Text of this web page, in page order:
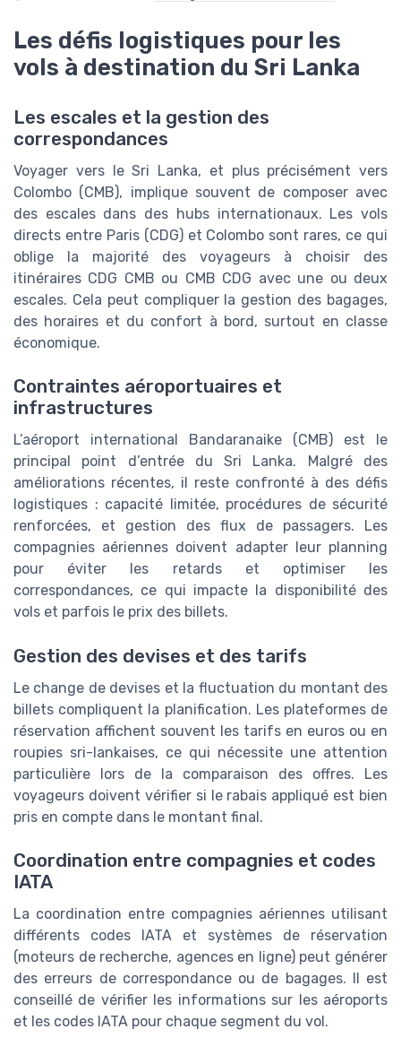
Les défis logistiques pour les
vols à destination du Sri Lanka
Les escales et la gestion des
correspondances
Voyager vers le Sri Lanka, et plus précisément vers
Colombo (CMB), implique souvent de composer avec
des escalesdans des hubs internationaux. Les vols
directs entre Paris(CDG) et Colombo sont rares, ce qui
oblige la majorité des voyageurs à choisir des
itinéraires CDG CMB ou CMB CDG avec une ou deux
escales. Cela peut compliquer la gestion des bagages,
des horaires et du confort à bord, surtout en classe
économique.
Contraintes aéroportuaires et
infrastructures
L’aéroport international Bandaranaike (CMB) est le
principal point d’entrée duSri Lanka. Malgré des
améliorations récentes, il reste confronté à des défis
logistiques : capacité limitée, procédures de sécurité
renforcées, et gestion des flux de passagers. Les
compagnies aériennes doivent adapter leur planning
pour éviter les retards et optimiser les
correspondances, ce qui impacte la disponibilité des
vols et parfois le prix des billets.
Gestion des devises et des tarifs
Le change de devises et la fluctuation du montant des
billets compliquent la planification. Les plateformes de
réservation affichent souvent les tarifs en euros ou en
roupies sri-lankaises, ce qui nécessite une attention
particulière lors de la comparaison des offres. Les
voyageurs doivent vérifier si le rabais appliqué est bien
pris en compte dans le montant final.
Coordination entre compagnies et codes
IATA
La coordination entre compagnies aériennes utilisant
différents codes IATA et systèmes de réservation
(moteurs de recherche, agences en ligne) peut générer
des erreurs de correspondance ou de bagages. Il est
conseillé de vérifier les informationssur les aéroports
et les codes IATA pour chaque segment du vol.